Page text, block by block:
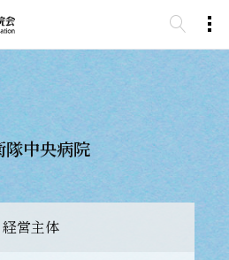
隊中央病院
経営主体